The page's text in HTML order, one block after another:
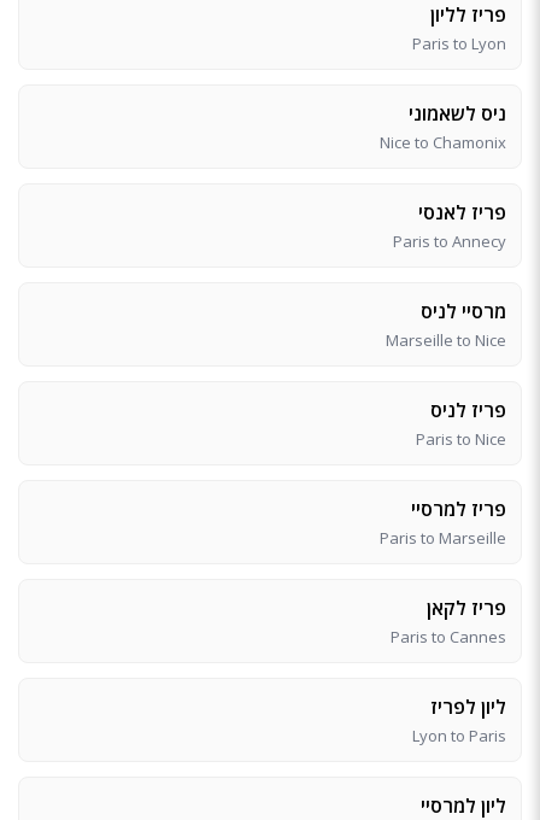
פריז לליון
Paris to Lyon
ניס לשאמוני
Nice to Chamonix
פריז לאנסי
Paris to Annecy
מרסיי לניס
Marseille to Nice
פריז לניס
Paris to Nice
פריז למרסיי
Paris to Marseille
פריז לקאן
Paris to Cannes
ליון לפריז
Lyon to Paris
ליון למרסיי